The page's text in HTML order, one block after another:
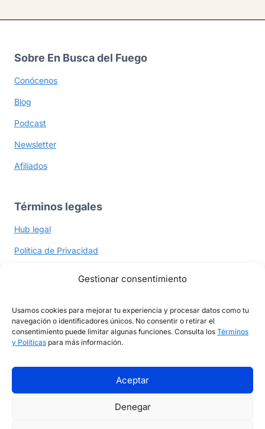
Gestionar consentimiento
Usamos cookies para mejorar tu experiencia y procesar datos como tu
navegación o identificadores únicos. No consentir o retirar el
consentimiento puede limitar algunas funciones. Consulta los Términos
y Políticas para más información.
Aceptar
Denegar
Sobre En Busca del Fuego
Conócenos
Blog
Podcast
Newsletter
Afiliados
Términos legales
Hub legal
Política de Privacidad
Ayuda y contacto